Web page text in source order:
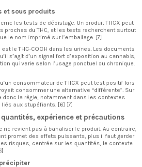
et sous produits
les tests de dépistage. Un produit THCX peut
proches du THC, et les tests recherchent surtout
le nom imprimé sur l’emballage. [7]
le THC-COOH dans les urines. Les documents
s’agit d’un signal fort d’exposition au cannabis,
qui varie selon l’usage ponctuel ou chronique.
consommateur de THCX peut test positif lors
consommer une alternative “différente”. Sur
donc la règle, notamment dans les contextes
aux stupéfiants. [6] [7]
expérience et précautions
ne revient pas à banaliser le produit. Au contraire,
promet des effets puissants, plus il faut garder
risques, centrée sur les quantités, le contexte